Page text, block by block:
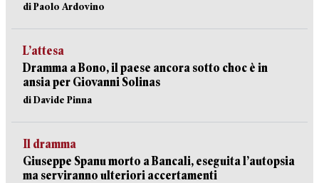
di Paolo Ardovino
L’attesa
Dramma a Bono, il paese ancora sotto choc è in
ansia per Giovanni Solinas
di Davide Pinna
Il dramma
Giuseppe Spanu morto a Bancali, eseguita l’autopsia
ma serviranno ulteriori accertamenti